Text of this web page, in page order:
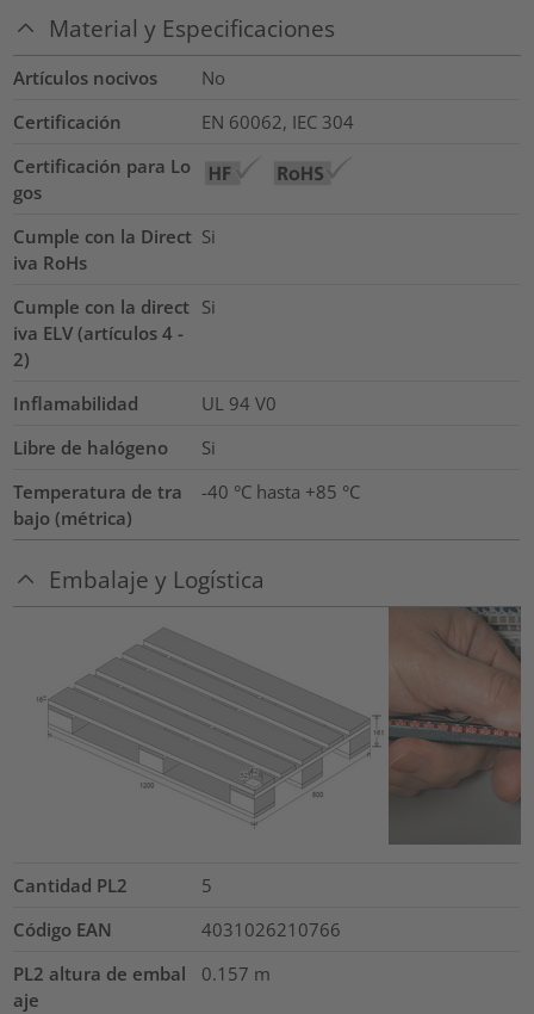
Material y Especificaciones
Artículos nocivos
No
Certificación
EN 60062, IEC 304
Certificación para Lo
gos
Cumple con la Direct
iva RoHs
Si
Cumple con la direct
iva ELV (artículos 4 -
2)
Si
Inflamabilidad
UL 94 V0
Libre de halógeno
Si
Temperatura de tra
bajo (métrica)
-40 °C hasta +85 °C
Embalaje y Logística
Cantidad PL2
5
Código EAN
4031026210766
PL2 altura de embal
aje
0.157 m